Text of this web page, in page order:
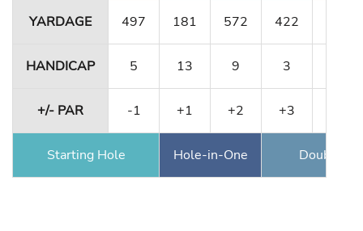
YARDAGE 497 181 572 422
HANDICAP 5 13 9 3
+/- PAR -1 +1 +2 +3
Starting Hole Hole-in-One Double